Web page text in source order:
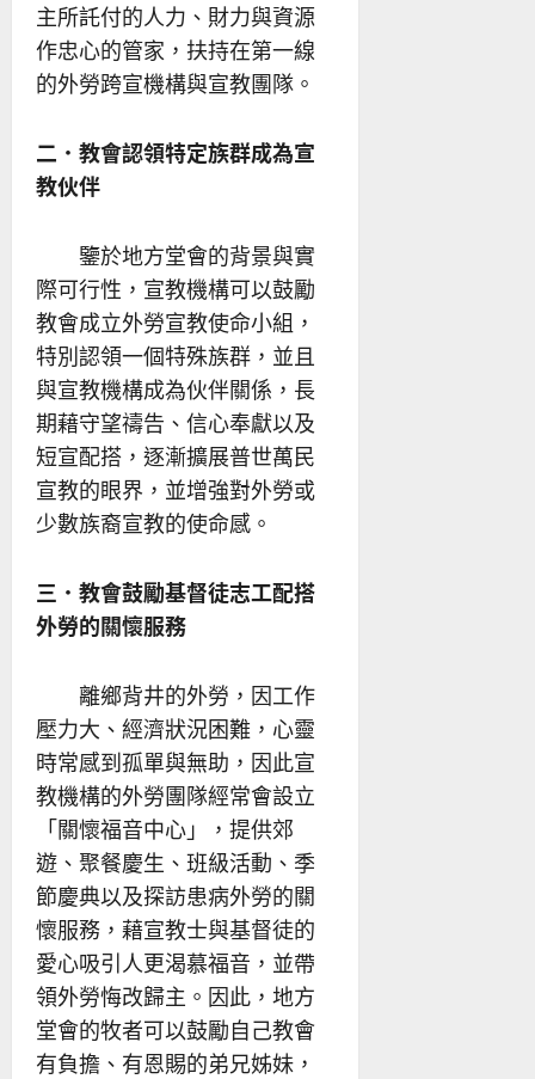
主所託付的人力、財力與資源
作忠心的管家，扶持在第一線
的外勞跨宣機構與宣教團隊。
二．教會認領特定族群成為宣
教伙伴
鑒於地方堂會的背景與實
際可行性，宣教機構可以鼓勵
教會成立外勞宣教使命小組，
特別認領一個特殊族群，並且
與宣教機構成為伙伴關係，長
期藉守望禱告、信心奉獻以及
短宣配搭，逐漸擴展普世萬民
宣教的眼界，並增強對外勞或
少數族裔宣教的使命感。
三．教會鼓勵基督徒志工配搭
外勞的關懷服務
離鄉背井的外勞，因工作
壓力大、經濟狀況困難，心靈
時常感到孤單與無助，因此宣
教機構的外勞團隊經常會設立
「關懷福音中心」，提供郊
遊、聚餐慶生、班級活動、季
節慶典以及探訪患病外勞的關
懷服務，藉宣教士與基督徒的
愛心吸引人更渴慕福音，並帶
領外勞悔改歸主。因此，地方
堂會的牧者可以鼓勵自己教會
有負擔、有恩賜的弟兄姊妹，